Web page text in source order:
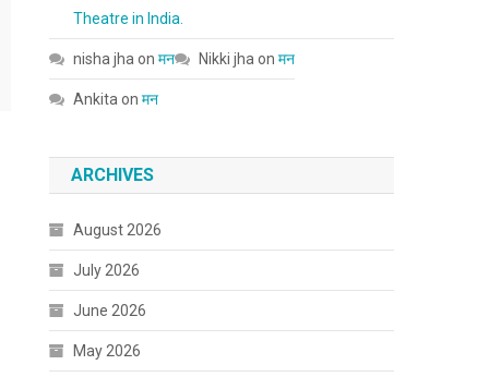
Theatre in India.
nisha jha onमन Nikki jha onमन
Ankita onमन
ARCHIVES
August 2026
July 2026
June 2026
May 2026